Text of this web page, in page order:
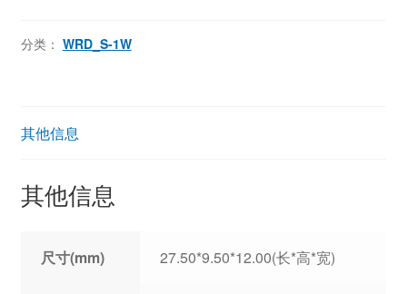
分类： WRD_S-1W
其他信息
其他信息
尺寸(mm) 27.50*9.50*12.00(长*高*宽)